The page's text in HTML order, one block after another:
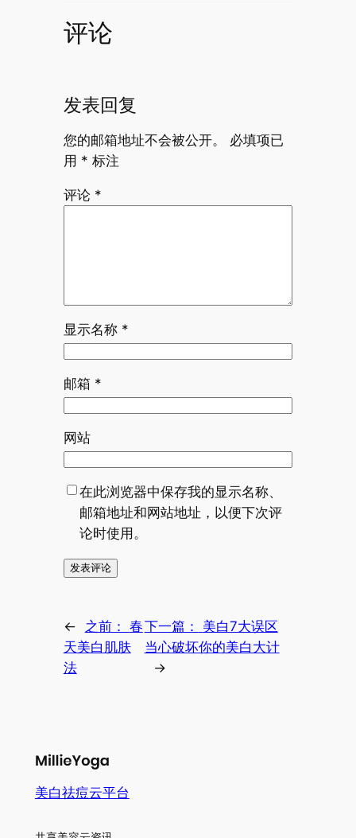
评论
发表回复
您的邮箱地址不会被公开。
必填项已
用 * 标注
评论 *
显示名称 *
邮箱 *
网站
在此浏览器中保存我的显示名称、
邮箱地址和网站地址，以便下次评
论时使用。
← 之前： 春
天美白肌肤
法
下一篇：
美白7大误区
当心破坏你的美白大计
→
美白祛痘云平台